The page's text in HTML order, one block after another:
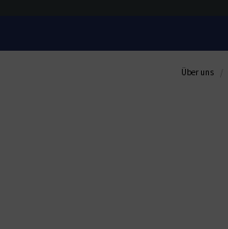
Über uns